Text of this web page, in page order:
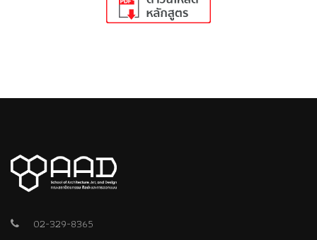
02-329-8365